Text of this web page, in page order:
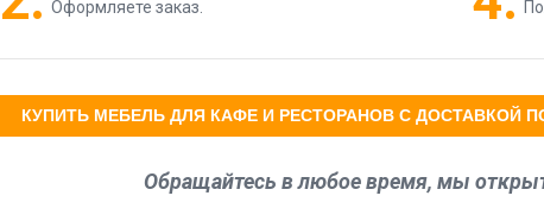
Оформляете заказ.
КУПИТЬ МЕБЕЛЬ ДЛЯ КАФЕ И РЕСТОРАНОВ С ДОСТАВКОЙ
Обращайтесь в любое время, мы